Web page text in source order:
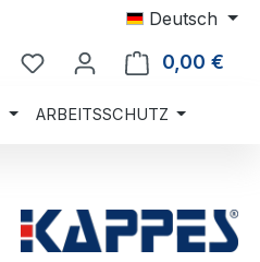
Deutsch
0,00 €
ARBEITSSCHUTZ